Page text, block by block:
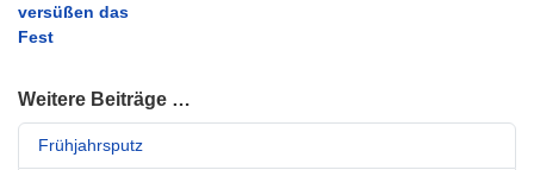
versüßen das
Fest
Weitere Beiträge …
Frühjahrsputz